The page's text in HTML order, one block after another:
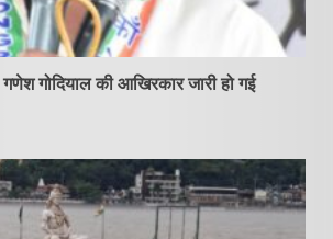
गोदियाल की आखिरकार जारी हो गई